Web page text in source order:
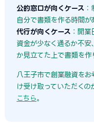
公的窓口が向くケース
自分で書類を作る時間が
代行が向くケース ：開
資金が少なく通るか不安
か見立てた上で書類を作
八王子市で創業融資を
け受け取っていただくの
こちら。